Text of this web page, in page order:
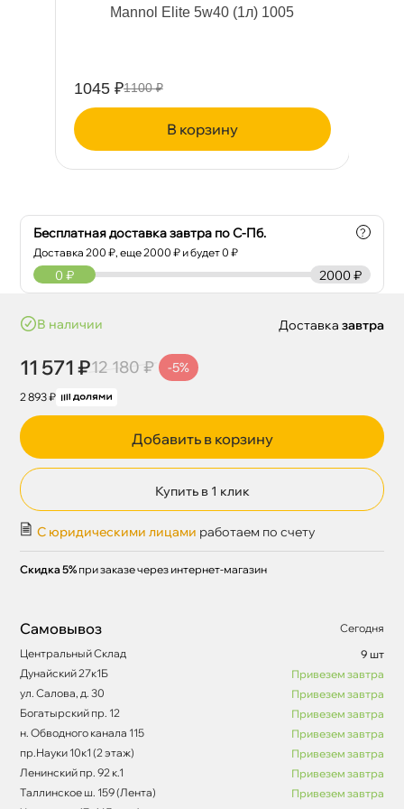
Mannol Elite 5w40 (1л) 1005
1045 ₽1100 ₽
корзину
Бесплатная доставка завтра по С-Пб.
Доставка200 ₽, еще2000 ₽ и будет 0 ₽
?
2000 ₽
0 ₽
наличии
11 571 ₽12 180 ₽ -5%
2 893 ₽
Доставка завтра
Добавить в корзину
Купить в 1 клик
С юридическими лицами работаем по счету
Скидка 5% при заказе через интернет-магазин
Самовывоз
Сегодня
Центральный Склад
9 шт
Дунайский 27к1Б
Привезем завтра
ул. Салова, д. 30
Привезем завтра
Богатырский пр. 12
Привезем завтра
н. Обводного канала 115
Привезем завтра
пр.Науки 10к1 (2 этаж)
Привезем завтра
Ленинский пр. 92 к.1
Привезем завтра
Таллинское ш. 159 (Лента)
Привезем завтра